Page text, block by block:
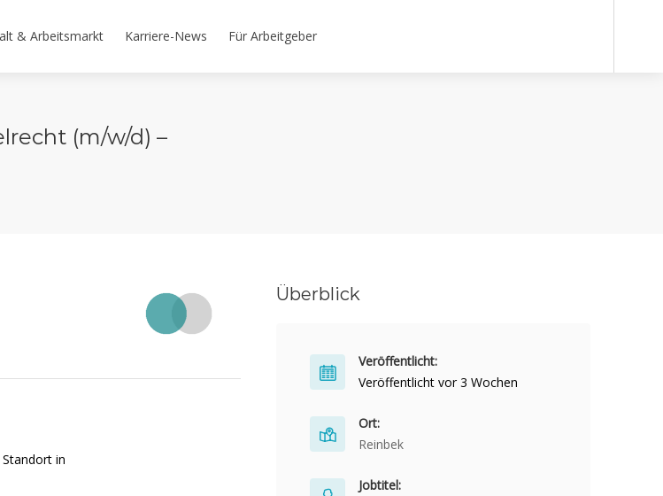
& Arbeitsmarkt Karriere-News Für Arbeitgeber
(m/w/d) –
in
Überblick
Veröffentlicht:
Veröffentlicht vor 3 Wochen
Ort:
Reinbek
Jobtitel: